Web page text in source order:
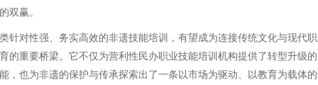
双赢。
针对性强、务实高效的非遗技能培训，有望成为连接传统文化与现代
的重要桥梁。它不仅为营利性民办职业技能培训机构提供了转型升级
，也为非遗的保护与传承探索出了一条以市场为驱动、以教育为载体